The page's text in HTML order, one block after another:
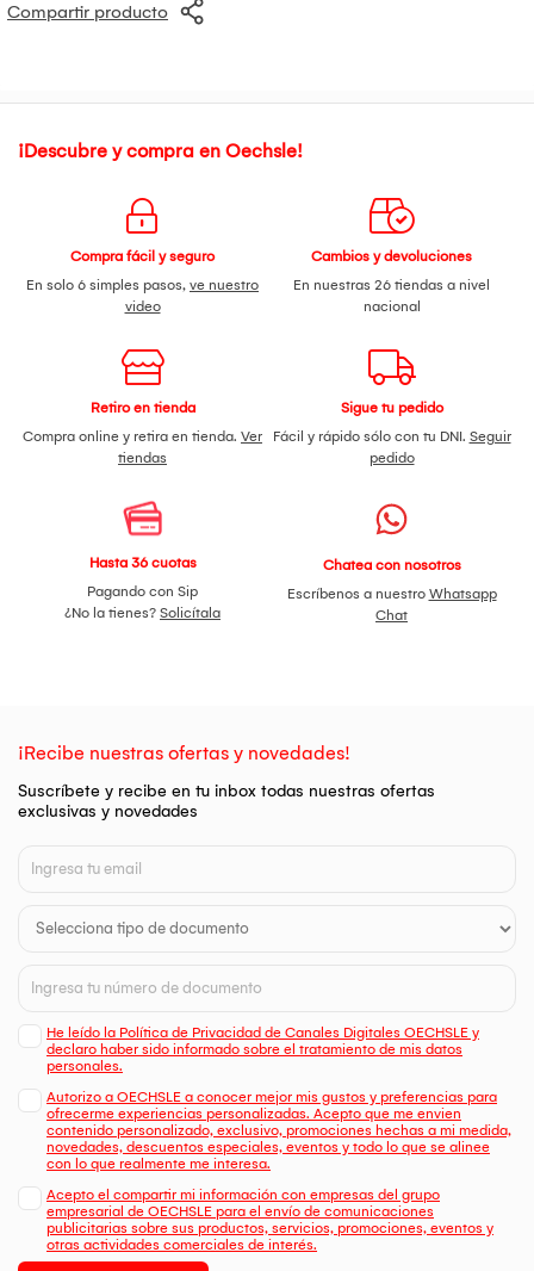
Compartir producto
¡Descubre y compra en Oechsle!
Compra fácil y seguro
En solo 6 simples pasos, ve nuestro
video
Cambios y devoluciones
En nuestras 26 tiendas a nivel
nacional
Retiro en tienda
Compra online y retira en tienda. Ver
tiendas
Sigue tu pedido
Fácil y rápido sólo con tu DNI. Seguir
pedido
Hasta 36 cuotas
Pagando con Sip
¿No la tienes? Solicítala
Chatea con nosotros
Escríbenos a nuestro Whatsapp
Chat
¡Recibe nuestras ofertas y novedades!
Suscríbete y recibe en tu inbox todas nuestras ofertas
exclusivas y novedades
He leído la Política de Privacidad de Canales Digitales OECHSLE y
declaro haber sido informado sobre el tratamiento de mis datos
personales.
Autorizo a OECHSLE a conocer mejor mis gustos y preferencias para
ofrecerme experiencias personalizadas. Acepto que me envien
contenido personalizado, exclusivo, promociones hechas a mi medida,
novedades, descuentos especiales, eventos y todo lo que se alinee
con lo que realmente me interesa.
Acepto el compartir mi información con empresas del grupo
empresarial de OECHSLE para el envío de comunicaciones
publicitarias sobre sus productos, servicios, promociones, eventos y
otras actividades comerciales de interés.